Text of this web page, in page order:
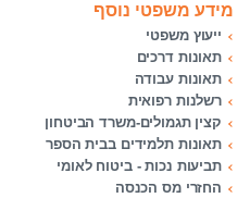
מידע משפטי נוסף
ייעוץ משפטי
תאונות דרכים
תאונות עבודה
רשלנות רפואית
קצין תגמולים-משרד הביטחון
תאונות תלמידים בבית הספר
תביעות נכות - ביטוח לאומי
החזרי מס הכנסה